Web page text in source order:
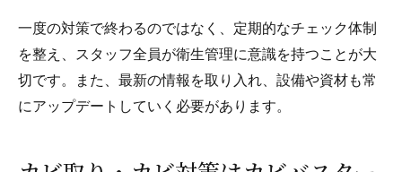
一度の対策で終わるのではなく、定期的なチェック体制
を整え、スタッフ全員が衛生管理に意識を持つことが大
切です。また、最新の情報を取り入れ、設備や資材も常
にアップデートしていく必要があります。